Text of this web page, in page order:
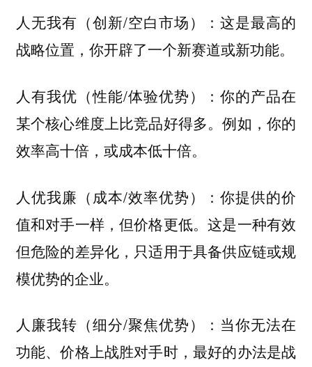
人无我有（创新/空白市场）：这是最高的
战略位置，你开辟了一个新赛道或新功能。
人有我优（性能/体验优势）：你的产品在
某个核心维度上比竞品好得多。例如，你的
效率高十倍，或成本低十倍。
人优我廉（成本/效率优势）：你提供的价
值和对手一样，但价格更低。这是一种有效
但危险的差异化，只适用于具备供应链或规
模优势的企业。
人廉我转（细分/聚焦优势）：当你无法在
功能、价格上战胜对手时，最好的办法是战